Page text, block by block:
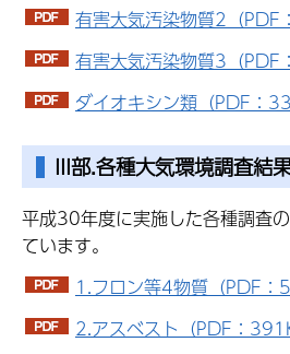
有害大気汚染物質2（PDF
有害大気汚染物質3（PDF
ダイオキシン類（PDF：
III部.各種大気環境調査結
平成30年度に実施した各種調査
ています。
1.フロン等4物質（PDF：
2.アスベスト（PDF：